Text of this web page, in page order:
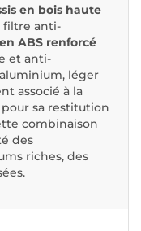
en bois haute
filtre anti-
ABS renforcé
et anti-
léger
associé à la
sa restitution
combinaison
des
riches, des